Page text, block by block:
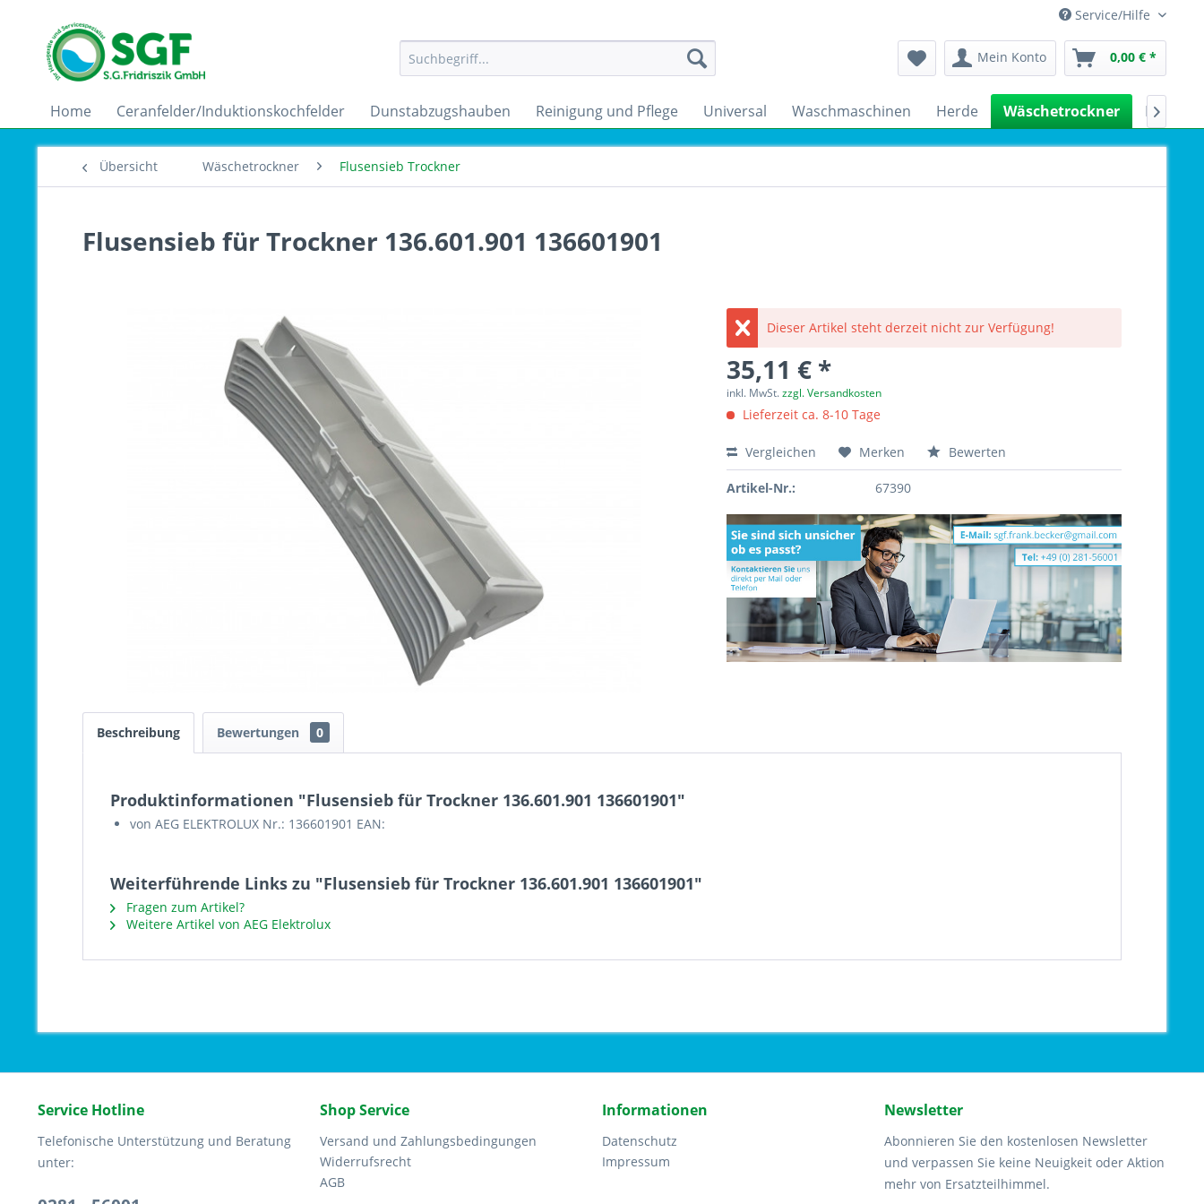
Service/Hilfe
Mein Konto 0,00 € *
Home Ceranfelder/Induktionskochfelder Dunstabzugshauben Reinigung und Pflege Universal Waschmaschinen Herde Wäschetrockner 
Übersicht Wäschetrockner Flusensieb Trockner
Flusensieb für Trockner 136.601.901 136601901
Dieser Artikel steht derzeit nicht zur Verfügung!
35,11 € *
inkl. MwSt.zzgl. Versandkosten
Lieferzeit ca. 8-10 Tage
Vergleichen Merken Bewerten
Artikel-Nr.: 67390
Beschreibung Bewertungen 0
Produktinformationen "Flusensieb für Trockner 136.601.901 136601901"
von AEG ELEKTROLUX Nr.: 136601901 EAN:
Weiterführende Links zu "Flusensieb für Trockner 136.601.901 136601901"
Fragen zum Artikel?
Weitere Artikel von AEG Elektrolux
Service Hotline
Telefonische Unterstützung und Beratung
unter:
Shop Service
Versand und Zahlungsbedingungen
Widerrufsrecht
AGB
Informationen
Datenschutz
Impressum
Newsletter
Abonnieren Sie den kostenlosen Newsletter
und verpassen Sie keine Neuigkeit oder Aktion
mehr von Ersatzteilhimmel.